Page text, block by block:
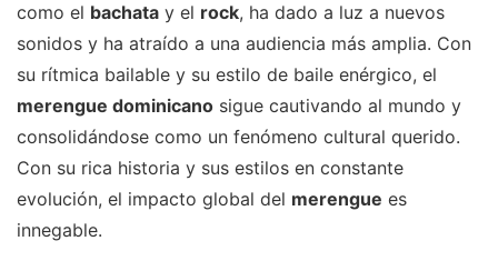
como el bachata y el rock, ha dado a luz a nuevos
sonidos y ha atraído a una audiencia más amplia. Con
su rítmica bailable y su estilo de baile enérgico, el
merengue dominicano sigue cautivando al mundo y
consolidándose como un fenómeno cultural querido.
Con su rica historia y sus estilos en constante
evolución, el impacto global del merengue es
innegable.